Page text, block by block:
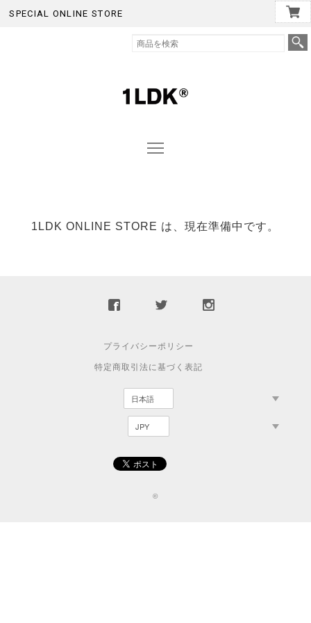
SPECIAL ONLINE STORE
1LDK ONLINE STORE は、現在準備中です。
プライバシーポリシー
特定商取引法に基づく表記
©